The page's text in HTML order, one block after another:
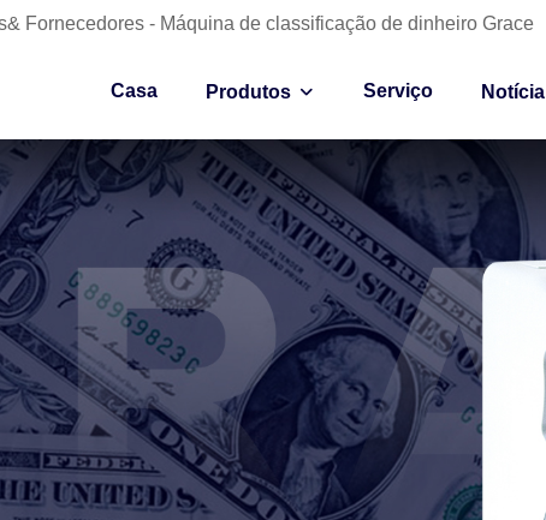
Fornecedores - Máquina de classificação de dinheiro Grace
Casa Produtos Serviço Notícia